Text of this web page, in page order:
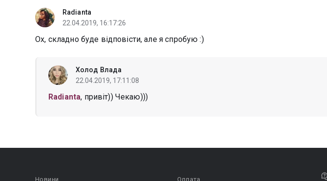
Radianta
22.04.2019, 16:17:26
Ох, складно буде відповісти, але я спробую :)
Холод Влада
22.04.2019, 17:11:08
Radianta, привіт)) Чекаю)))
Новини Оплата